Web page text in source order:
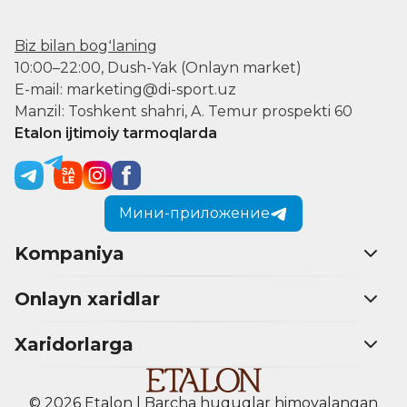
Biz bilan bogʻlaning
10:00–22:00, Dush-Yak (Onlayn market)
E-mail: marketing@di-sport.uz
Manzil: Toshkent shahri, A. Temur prospekti 60
Etalon ijtimoiy tarmoqlarda
Мини-приложение
Kompaniya
Onlayn xaridlar
Xaridorlarga
© 2026 Etalon | Barcha huquqlar himoyalangan